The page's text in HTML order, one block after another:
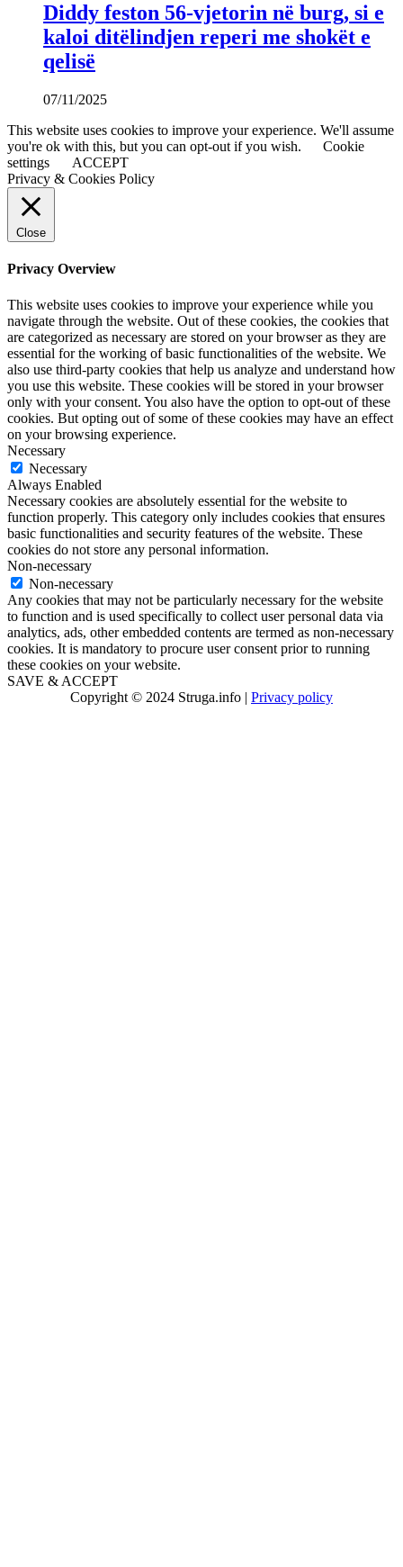
Diddy feston 56-vjetorin në burg, si e
kaloi ditëlindjen reperi me shokët e
qelisë
07/11/2025
This website uses cookies to improve your experience. We'll assume
you're ok with this, but you can opt-out if you wish.
Cookie
settings
ACCEPT
Privacy & Cookies Policy
Close
Privacy Overview
This website uses cookies to improve your experience while you
navigate through the website. Out of these cookies, the cookies that
are categorized as necessary are stored on your browser as they are
essential for the working of basic functionalities of the website. We
also use third-party cookies that help us analyze and understand how
you use this website. These cookies will be stored in your browser
only with your consent. You also have the option to opt-out of these
cookies. But opting out of some of these cookies may have an effect
on your browsing experience.
Necessary
Necessary
Always Enabled
Necessary cookies are absolutely essential for the website to
function properly. This category only includes cookies that ensures
basic functionalities and security features of the website. These
cookies do not store any personal information.
Non-necessary
Non-necessary
Any cookies that may not be particularly necessary for the website
to function and is used specifically to collect user personal data via
analytics, ads, other embedded contents are termed as non-necessary
cookies. It is mandatory to procure user consent prior to running
these cookies on your website.
SAVE & ACCEPT
Copyright © 2024 Struga.info | Privacy policy